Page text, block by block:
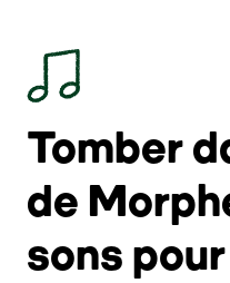
Tomber
de
sons